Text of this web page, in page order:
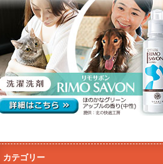
カテゴリー